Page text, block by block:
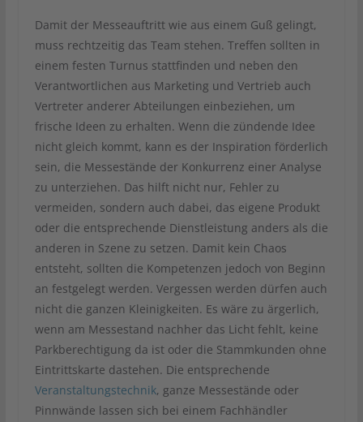
Damit der Messeauftritt wie aus einem Guß gelingt,
muss rechtzeitig das Team stehen. Treffen sollten in
einem festen Turnus stattfinden und neben den
Verantwortlichen aus Marketing und Vertrieb auch
Vertreter anderer Abteilungen einbeziehen, um
frische Ideen zu erhalten. Wenn die zündende Idee
nicht gleich kommt, kann es der Inspiration förderlich
sein, die Messestände der Konkurrenz einer Analyse
zu unterziehen. Das hilft nicht nur, Fehler zu
vermeiden, sondern auch dabei, das eigene Produkt
oder die entsprechende Dienstleistung anders als die
anderen in Szene zu setzen. Damit kein Chaos
entsteht, sollten die Kompetenzen jedoch von Beginn
an festgelegt werden. Vergessen werden dürfen auch
nicht die ganzen Kleinigkeiten. Es wäre zu ärgerlich,
wenn am Messestand nachher das Licht fehlt, keine
Parkberechtigung da ist oder die Stammkunden ohne
Eintrittskarte dastehen. Die entsprechende
Veranstaltungstechnik, ganze Messestände oder
Pinnwände lassen sich bei einem Fachhändler